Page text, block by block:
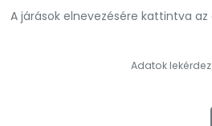
A járások elnevezésére kattintva
Adatok